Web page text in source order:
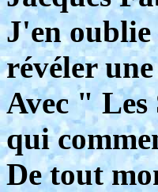
J'en oublie
révéler
Avec " Les
qui
De tout